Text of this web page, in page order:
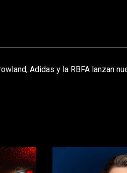
Adidas y la RBFA lanzan